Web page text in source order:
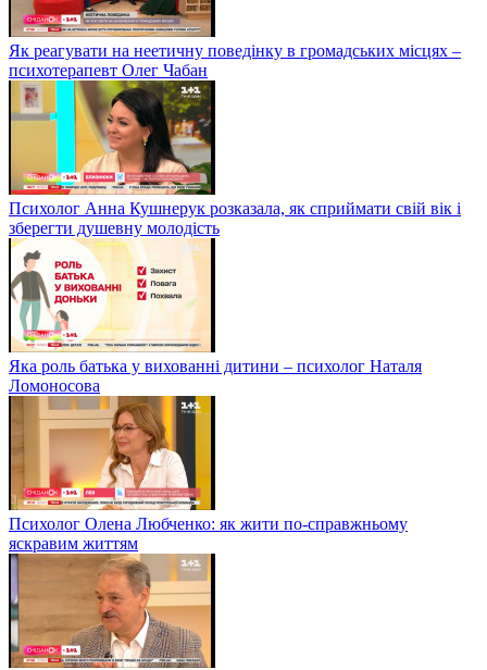
Як реагувати на неетичну поведінку в громадських місцях –
психотерапевт Олег Чабан
Психолог Анна Кушнерук розказала, як сприймати свій вік і
зберегти душевну молодість
Яка роль батька у вихованні дитини – психолог Наталя
Ломоносова
Психолог Олена Любченко: як жити по-справжньому
яскравим життям